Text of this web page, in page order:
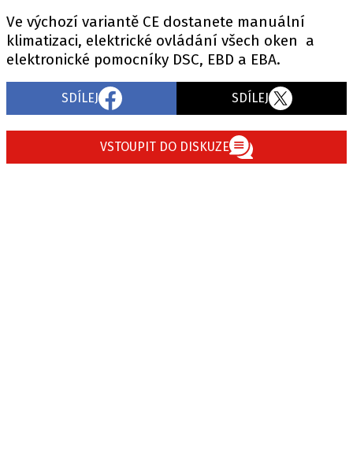
Provozovatelem serveru autoroad.cz je
INCORP MEDIA GROUP s.r.o., IČ: 118 23 054
Ve výchozí variantě CE dostanete manuální
klimatizaci, elektrické ovládání všech oken a
elektronické pomocníky DSC, EBD a EBA.
SDÍLEJ SDÍLEJ
VSTOUPIT DO DISKUZE